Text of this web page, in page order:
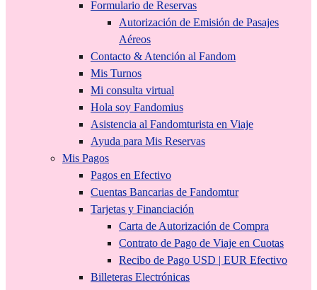
Formulario de Reservas
Autorización de Emisión de Pasajes
Aéreos
Contacto & Atención al Fandom
Mis Turnos
Mi consulta virtual
Hola soy Fandomius
Asistencia al Fandomturista en Viaje
Ayuda para Mis Reservas
Mis Pagos
Pagos en Efectivo
Cuentas Bancarias de Fandomtur
Tarjetas y Financiación
Carta de Autorización de Compra
Contrato de Pago de Viaje en Cuotas
Recibo de Pago USD | EUR Efectivo
Billeteras Electrónicas